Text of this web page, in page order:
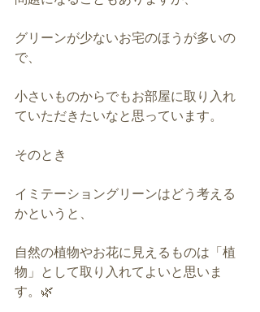
グリーンが少ないお宅のほうが多いの
で、
小さいものからでもお部屋に取り入れ
ていただきたいなと思っています。
そのとき
イミテーショングリーンはどう考える
かというと、
自然の植物やお花に見えるものは「植
物」として取り入れてよいと思いま
す。🌿